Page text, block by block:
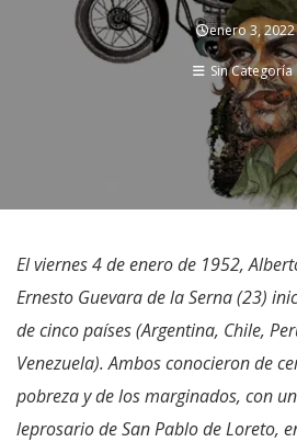
enero 3, 2022
Sin Categoría
El viernes 4 de enero de 1952,
Ernesto Guevara de la Serna (23)
de cinco países (Argentina, Chile,
Venezuela). Ambos conocieron de
pobreza y de los marginados, con
leprosario de San Pablo de Loreto,